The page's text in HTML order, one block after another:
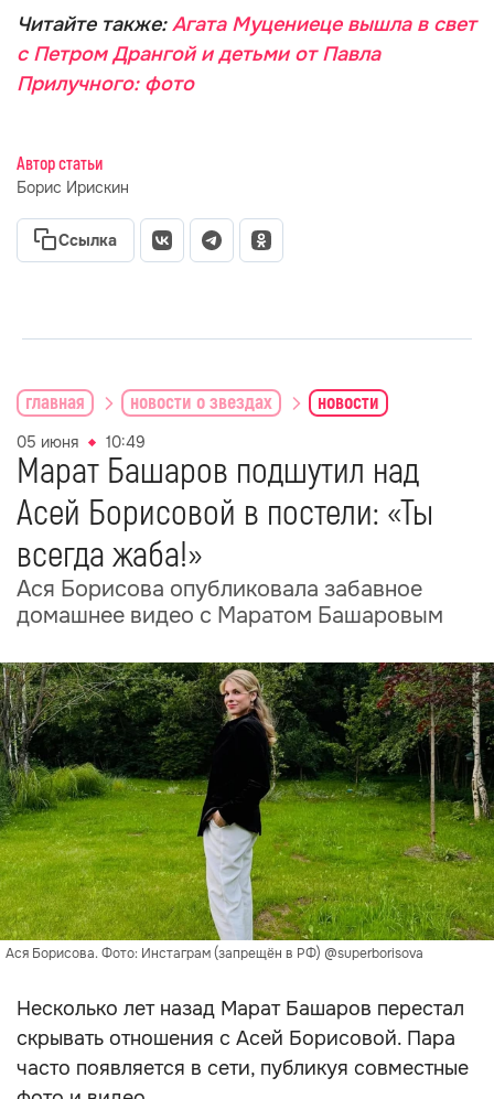
Читайте также:Агата Муцениеце вышла в свет
с Петром Дрангой и детьми от Павла
Прилучного: фото
Автор статьи
Борис Ирискин
Ссылка
главная новости о звездах новости
05 июня 10:49
Марат Башаров подшутил над
Асей Борисовой в постели: «Ты
всегда жаба!»
Ася Борисова опубликовала забавное
домашнее видео с Маратом Башаровым
Ася Борисова. Фото: Инстаграм (запрещён в РФ) @superborisova
Несколько лет назад Марат Башаров перестал
скрывать отношения с Асей Борисовой. Пара
часто появляется в сети, публикуя совместные